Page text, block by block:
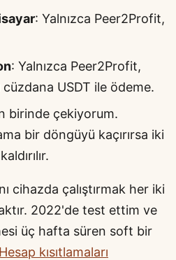
: Yalnızca Peer2Profit,
: Yalnızca Peer2Profit,
cüzdana USDT ile ödeme.
birinde çekiyorum.
bir döngüyü kaçırırsa iki
cihazda çalıştırmak her iki
2022'de test ettim ve
üç hafta süren soft bir
Hesap kısıtlamaları